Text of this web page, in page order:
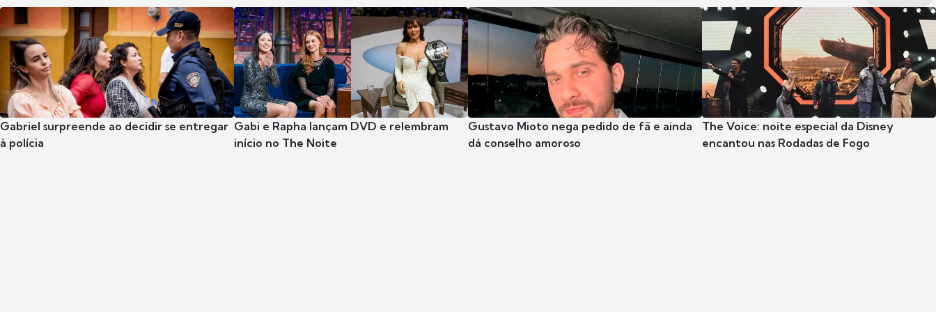
Gabriel surpreende ao decidir se entregar
à polícia
Gabi e Rapha lançam DVD e relembram
início no The Noite
Gustavo Mioto nega pedido de fã e ainda
dá conselho amoroso
The Voice: noite especial da Disney
encantou nas Rodadas de Fogo